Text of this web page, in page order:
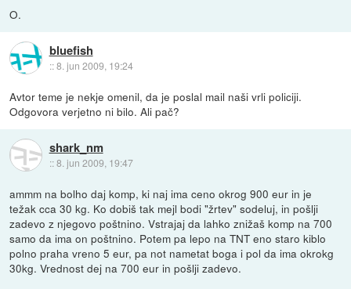
O.
bluefish
::8. jun 2009, 19:24
Avtor teme je nekje omenil, da je poslal mail naši vrli policiji.
Odgovora verjetno ni bilo. Ali pač?
shark_nm
::8. jun 2009, 19:47
ammm na bolho daj komp, ki naj ima ceno okrog 900 eur in je
težak cca 30 kg. Ko dobiš tak mejl bodi "žrtev" sodeluj, in pošlji
zadevo z njegovo poštnino. Vstrajaj da lahko znižaš komp na 700
samo da ima on poštnino. Potem pa lepo na TNT eno staro kiblo
polno praha vreno 5 eur, pa not nametat boga i pol da ima okrokg
30kg. Vrednost dej na 700 eur in pošlji zadevo.